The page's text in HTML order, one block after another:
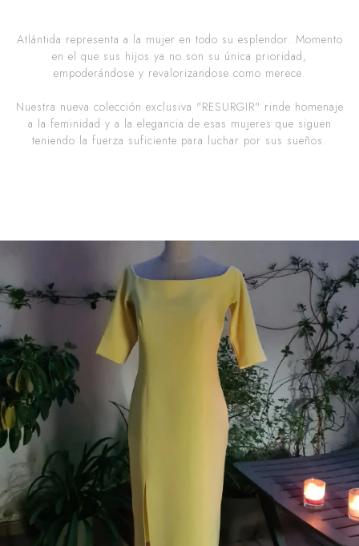
Atlántida representa a la mujer en todo su esplendor. Momento
en el que sus hijos ya no son su única prioridad,
empoderándose y revalorizandose como merece.
Nuestra nueva colección exclusiva "RESURGIR" rinde homenaje
a la feminidad y a la elegancia de esas mujeres que siguen
teniendo la fuerza suficiente para luchar por sus sueños.